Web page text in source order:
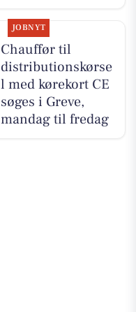
JOBNYT
Chauffør til
distributionskørse
l med kørekort CE
søges i Greve,
mandag til fredag